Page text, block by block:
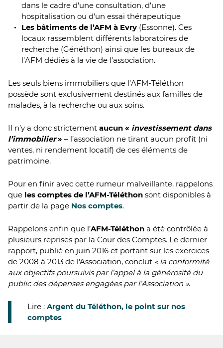
dans le cadre d'une consultation, d'une
hospitalisation ou d'un essai thérapeutique
Les bâtiments de l’AFM à Evry (Essonne). Ces
locaux rassemblent différents laboratoires de
recherche (Généthon) ainsi que les bureaux de
l’AFM dédiés à la vie de l’association.
Les seuls biens immobiliers que l’AFM-Téléthon
possède sont exclusivement destinés aux familles de
malades, à la recherche ou aux soins.
Il n’y a donc strictement aucun « investissement dans
l’immobilier» – l’association ne tirant aucun profit (ni
ventes, ni rendement locatif) de ces éléments de
patrimoine.
Pour en finir avec cette rumeur malveillante, rappelons
que les comptes de l’AFM-Téléthon sont disponibles à
partir de la page Nos comptes.
Rappelons enfin que l’AFM-Téléthon a été contrôlée à
plusieurs reprises par la Cour des Comptes. Le dernier
rapport, publié en juin 2016 et portant sur les exercices
de 2008 à 2013 de l'Association, conclut « la conformité
aux objectifs poursuivis par l’appel à la générosité du
public des dépenses engagées par l’Association ».
Lire : Argent du Téléthon, le point sur nos
comptes